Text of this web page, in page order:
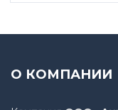
О КОМПАНИИ